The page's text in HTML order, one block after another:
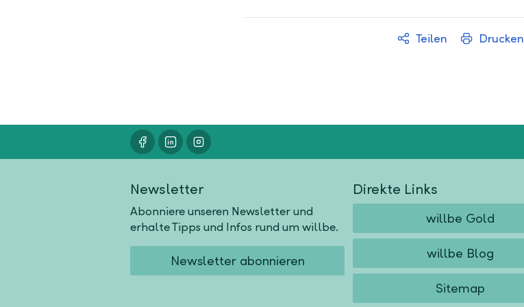
Teilen Drucken
Newsletter
Abonniere unseren Newsletter und
erhalte Tipps und Infos rund um willbe.
Newsletter abonnieren
Direkte Links
willbe Gold
willbe Blog
Sitemap